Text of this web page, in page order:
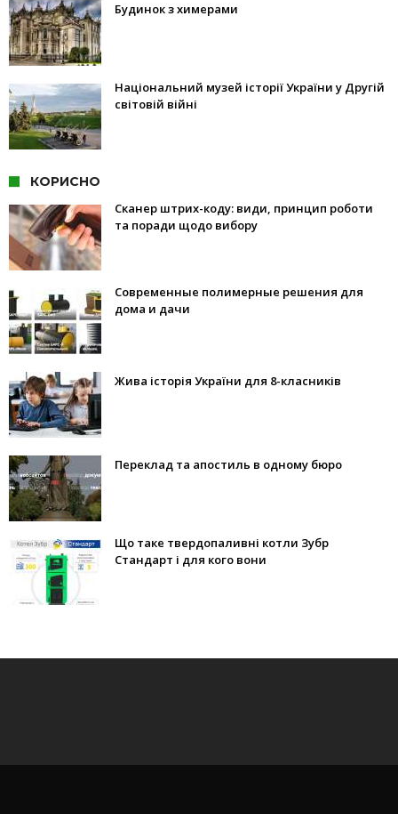
Будинок з химерами
Національний музей історії України у Другій
світовій війні
КОРИСНО
Сканер штрих-коду: види, принцип роботи
та поради щодо вибору
Современные полимерные решения для
дома и дачи
Жива історія України для 8-класників
Переклад та апостиль в одному бюро
Що таке твердопаливні котли Зубр
Стандарт і для кого вони